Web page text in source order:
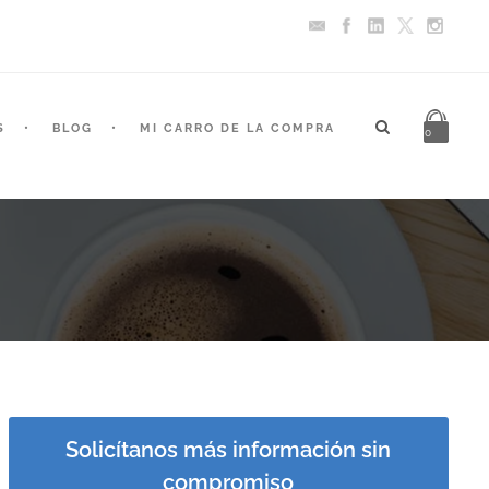
BLOG MI CARRO DE LA COMPRA 0
Solicítanos más información sin
compromiso